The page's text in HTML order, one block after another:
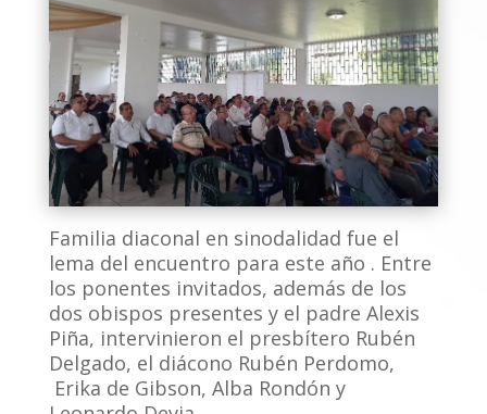
Familia diaconal en sinodalidad fue el
lema del encuentro para este año . Entre
los ponentes invitados, además de los
dos obispos presentes y el padre Alexis
Piña, intervinieron el presbítero Rubén
Delgado, el diácono Rubén Perdomo,
Erika de Gibson, Alba Rondón y